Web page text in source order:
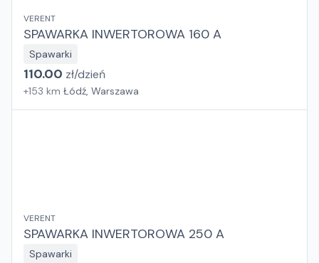
VERENT
SPAWARKA INWERTOROWA 160 A
Spawarki
110.00 zł/dzień
+153 km Łódź, Warszawa
VERENT
SPAWARKA INWERTOROWA 250 A
Spawarki